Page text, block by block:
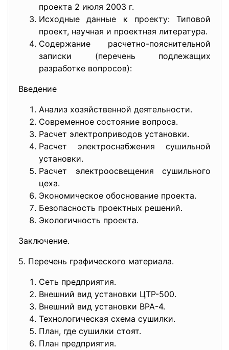
проекта 2 июля 2003 г.
Исходные данные к проекту: Типовой
проект, научная и проектная литература.
Содержание расчетно-пояснительной
записки (перечень подлежащих
разработке вопросов):
Введение
Анализ хозяйственной деятельности.
Современное состояние вопроса.
Расчет электроприводов установки.
Расчет электроснабжения сушильной
установки.
Расчет электроосвещения сушильного
цеха.
Экономическое обоснование проекта.
Безопасность проектных решений.
Экологичность проекта.
Заключение.
5. Перечень графического материала.
Сеть предприятия.
Внешний вид установки ЦТР-500.
Внешний вид установки ВРА-4.
Технологическая схема сушилки.
План, где сушилки стоят.
План предприятия.